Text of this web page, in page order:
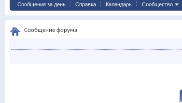
Сообщения за день Справка Календарь Сообщество
Сообщение форума